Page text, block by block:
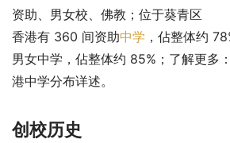
资助、男女校、佛教；位于葵青区
香港有 360 间资助中学 ，佔整体约
男女中学，佔整体约 85%；了解更多
港中学分布详述。
创校历史